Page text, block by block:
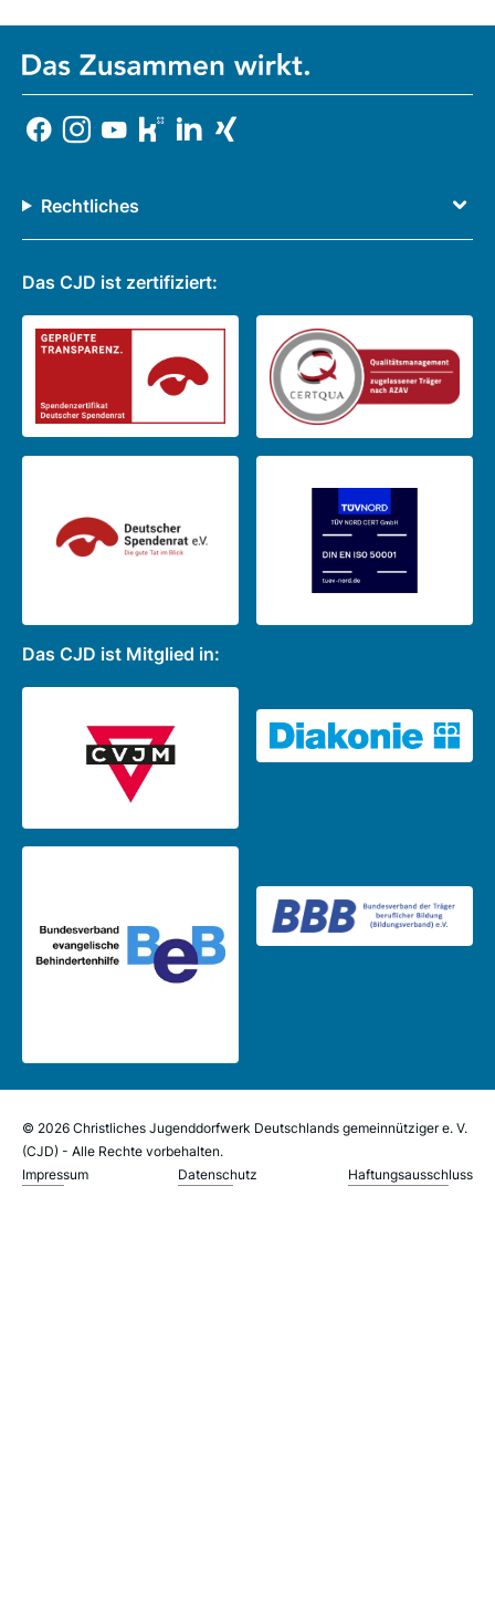
Rechtliches
Das CJD ist zertifiziert:
Das CJD ist Mitglied in:
© 2026 Christliches Jugenddorfwerk Deutschlands gemeinnütziger e. V.
(CJD) - Alle Rechte vorbehalten.
Impressum
Datenschutz Haftungsausschluss